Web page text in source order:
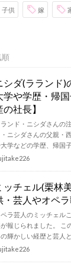
子供 嫁
順
シダ(ラランド)
学や学歴・帰
の社長】
ンド・ニシダさんの
ニシダさんの父親・
学などの学歴、帰国
ッチェル(栗林
・芸人やオペ
ラ芸人のミッチェル
報じられました。 こ
輝かしい経歴と芸人